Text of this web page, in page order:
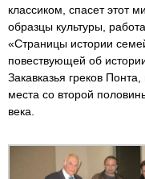
классиком, спасет этот
образцы культуры,
«Страницы истории
повествующей об
Закавказья греков
места со второй
века.